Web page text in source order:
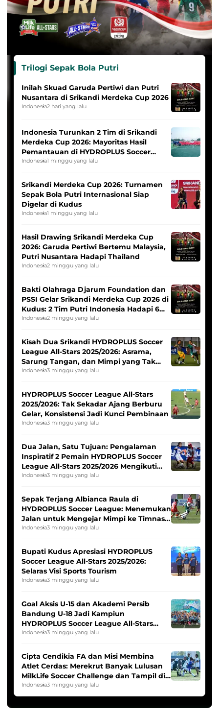
Trilogi Sepak Bola Putri
Inilah Skuad Garuda Pertiwi dan Putri
Nusantara di Srikandi Merdeka Cup 2026
Indonesia2 hari yang lalu
Indonesia Turunkan 2 Tim di Srikandi
Merdeka Cup 2026: Mayoritas Hasil
Pemantauan di HYDROPLUS Soccer
League
Indonesia1 minggu yang lalu
Srikandi Merdeka Cup 2026: Turnamen
Sepak Bola Putri Internasional Siap
Digelar di Kudus
Indonesia1 minggu yang lalu
Hasil Drawing Srikandi Merdeka Cup
2026: Garuda Pertiwi Bertemu Malaysia,
Putri Nusantara Hadapi Thailand
Indonesia2 minggu yang lalu
Bakti Olahraga Djarum Foundation dan
PSSI Gelar Srikandi Merdeka Cup 2026 di
Kudus: 2 Tim Putri Indonesia Hadapi 6
Tim Asia
Indonesia2 minggu yang lalu
Kisah Dua Srikandi HYDROPLUS Soccer
League All-Stars 2025/2026: Asrama,
Sarung Tangan, dan Mimpi yang Tak
Pernah Padam
Indonesia3 minggu yang lalu
HYDROPLUS Soccer League All-Stars
2025/2026: Tak Sekadar Ajang Berburu
Gelar, Konsistensi Jadi Kunci Pembinaan
Indonesia3 minggu yang lalu
Dua Jalan, Satu Tujuan: Pengalaman
Inspiratif 2 Pemain HYDROPLUS Soccer
League All-Stars 2025/2026 Mengikuti
Seleksi Timnas Indonesia Putri
Indonesia3 minggu yang lalu
Sepak Terjang Albianca Raula di
HYDROPLUS Soccer League: Menemukan
Jalan untuk Mengejar Mimpi ke Timnas
Indonesia Putri
Indonesia3 minggu yang lalu
Bupati Kudus Apresiasi HYDROPLUS
Soccer League All-Stars 2025/2026:
Selaras Visi Sports Tourism
Indonesia3 minggu yang lalu
Goal Aksis U-15 dan Akademi Persib
Bandung U-18 Jadi Kampiun
HYDROPLUS Soccer League All-Stars
2025/2026
Indonesia3 minggu yang lalu
Cipta Cendikia FA dan Misi Membina
Atlet Cerdas: Merekrut Banyak Lulusan
MilkLife Soccer Challenge dan Tampil di
HYDROPLUS Soccer League
Indonesia3 minggu yang lalu